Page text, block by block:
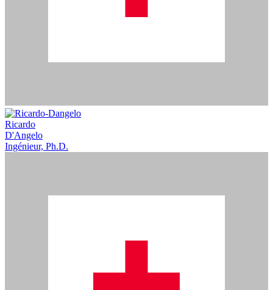
Ricardo
D'Angelo
Ingénieur, Ph.D.